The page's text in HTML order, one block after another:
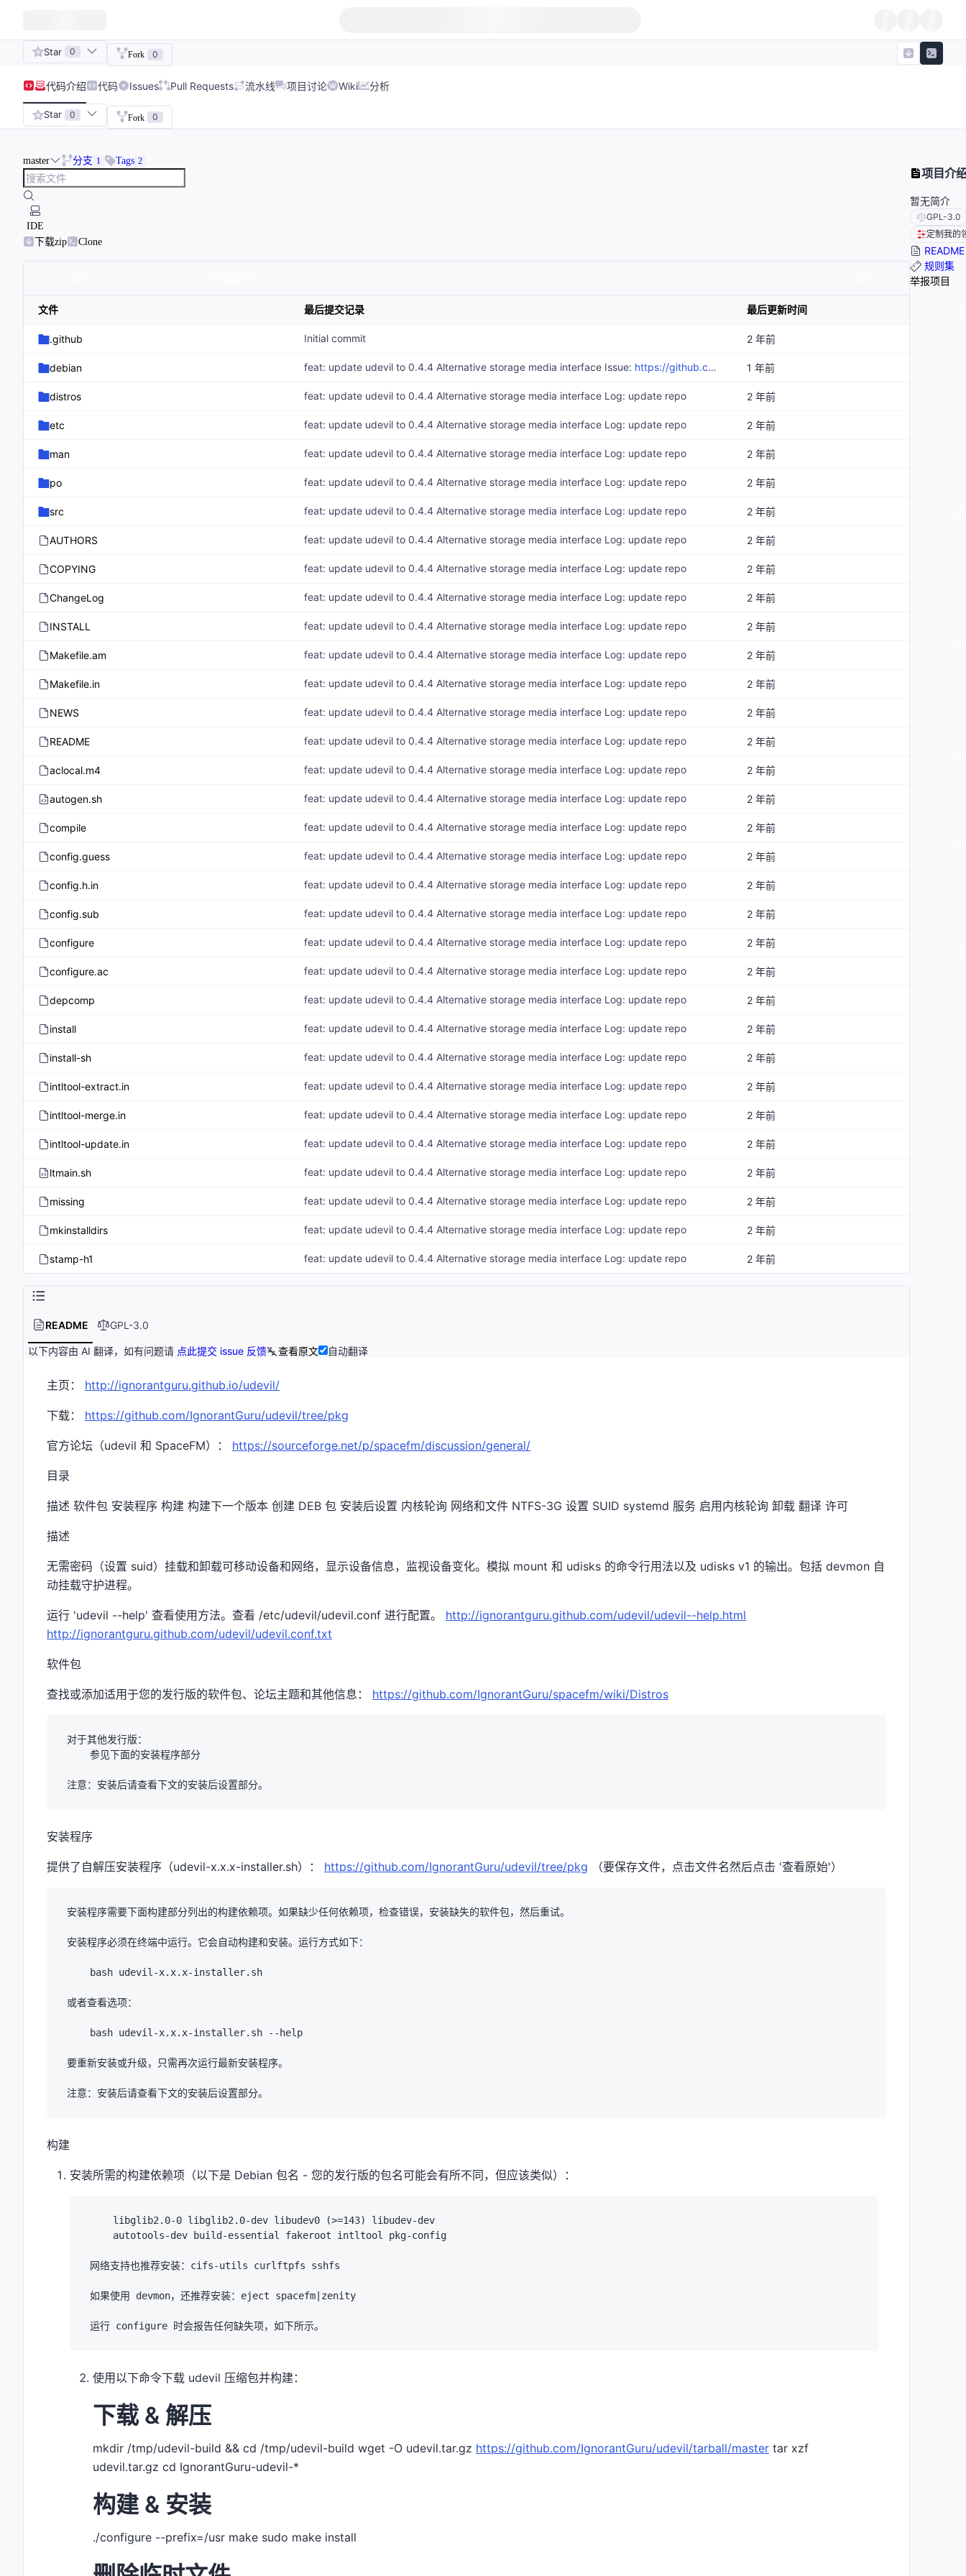
Star 0 Fork 0
代码介绍 代码 Issues Pull Requests 流水线 项目讨论 Wiki 分析
Star 0 Fork 0
master 分支 1 Tags 2
IDE
下载zip
Clone
文件 最后提交记录 最后更新时间
.github Initial commit 2 年前
debian feat: update udevil to 0.4.4 Alternative storage media interface Issue: https://github.com/deepin-community/sig-deepin-sysdev-team/issues/558 1 年前
distros feat: update udevil to 0.4.4 Alternative storage media interface Log: update repo 2 年前
etc feat: update udevil to 0.4.4 Alternative storage media interface Log: update repo 2 年前
man feat: update udevil to 0.4.4 Alternative storage media interface Log: update repo 2 年前
po feat: update udevil to 0.4.4 Alternative storage media interface Log: update repo 2 年前
src feat: update udevil to 0.4.4 Alternative storage media interface Log: update repo 2 年前
AUTHORS feat: update udevil to 0.4.4 Alternative storage media interface Log: update repo 2 年前
COPYING feat: update udevil to 0.4.4 Alternative storage media interface Log: update repo 2 年前
ChangeLog feat: update udevil to 0.4.4 Alternative storage media interface Log: update repo 2 年前
INSTALL feat: update udevil to 0.4.4 Alternative storage media interface Log: update repo 2 年前
Makefile.am feat: update udevil to 0.4.4 Alternative storage media interface Log: update repo 2 年前
Makefile.in feat: update udevil to 0.4.4 Alternative storage media interface Log: update repo 2 年前
NEWS feat: update udevil to 0.4.4 Alternative storage media interface Log: update repo 2 年前
README feat: update udevil to 0.4.4 Alternative storage media interface Log: update repo 2 年前
aclocal.m4 feat: update udevil to 0.4.4 Alternative storage media interface Log: update repo 2 年前
autogen.sh feat: update udevil to 0.4.4 Alternative storage media interface Log: update repo 2 年前
compile feat: update udevil to 0.4.4 Alternative storage media interface Log: update repo 2 年前
config.guess feat: update udevil to 0.4.4 Alternative storage media interface Log: update repo 2 年前
config.h.in feat: update udevil to 0.4.4 Alternative storage media interface Log: update repo 2 年前
config.sub feat: update udevil to 0.4.4 Alternative storage media interface Log: update repo 2 年前
configure feat: update udevil to 0.4.4 Alternative storage media interface Log: update repo 2 年前
configure.ac feat: update udevil to 0.4.4 Alternative storage media interface Log: update repo 2 年前
depcomp feat: update udevil to 0.4.4 Alternative storage media interface Log: update repo 2 年前
install feat: update udevil to 0.4.4 Alternative storage media interface Log: update repo 2 年前
install-sh feat: update udevil to 0.4.4 Alternative storage media interface Log: update repo 2 年前
intltool-extract.in feat: update udevil to 0.4.4 Alternative storage media interface Log: update repo 2 年前
intltool-merge.in feat: update udevil to 0.4.4 Alternative storage media interface Log: update repo 2 年前
intltool-update.in feat: update udevil to 0.4.4 Alternative storage media interface Log: update repo 2 年前
ltmain.sh feat: update udevil to 0.4.4 Alternative storage media interface Log: update repo 2 年前
missing feat: update udevil to 0.4.4 Alternative storage media interface Log: update repo 2 年前
mkinstalldirs feat: update udevil to 0.4.4 Alternative storage media interface Log: update repo 2 年前
stamp-h1 feat: update udevil to 0.4.4 Alternative storage media interface Log: update repo 2 年前
README GPL-3.0
以下内容由 AI 翻译，如有问题请 点此提交 issue 反馈 查看原文 自动翻译
主页： http://ignorantguru.github.io/udevil/
下载： https://github.com/IgnorantGuru/udevil/tree/pkg
官方论坛（udevil 和 SpaceFM）： https://sourceforge.net/p/spacefm/discussion/general/
目录
描述 软件包 安装程序 构建 构建下一个版本 创建 DEB 包 安装后设置 内核轮询 网络和文件 NTFS-3G 设置 SUID systemd 服务 启用内核轮询 卸载 翻译 许可
描述
无需密码（设置 suid）挂载和卸载可移动设备和网络，显示设备信息，监视设备变化。模拟 mount 和 udisks 的命令行用法以及 udisks v1 的输出。包括 devmon 自
动挂载守护进程。
运行 'udevil --help' 查看使用方法。查看 /etc/udevil/udevil.conf 进行配置。 http://ignorantguru.github.com/udevil/udevil--help.html
http://ignorantguru.github.com/udevil/udevil.conf.txt
软件包
查找或添加适用于您的发行版的软件包、论坛主题和其他信息： https://github.com/IgnorantGuru/spacefm/wiki/Distros
对于其他发行版：
    参见下面的安装程序部分
安装程序
提供了自解压安装程序（udevil-x.x.x-installer.sh）： https://github.com/IgnorantGuru/udevil/tree/pkg （要保存文件，点击文件名然后点击 '查看原始'）
安装程序需要下面构建部分列出的构建依赖项。如果缺少任何依赖项，检查错误，安装缺失的软件包，然后重试。
安装程序必须在终端中运行。它会自动构建和安装。运行方式如下：
    bash udevil-x.x.x-installer.sh
或者查看选项：
    bash udevil-x.x.x-installer.sh --help
要重新安装或升级，只需再次运行最新安装程序。
构建
安装所需的构建依赖项（以下是 Debian 包名 - 您的发行版的包名可能会有所不同，但应该类似）：
    libglib2.0-0 libglib2.0-dev libudev0 (>=143) libudev-dev
    autotools-dev build-essential fakeroot intltool pkg-config
网络支持也推荐安装：cifs-utils curlftpfs sshfs
如果使用 devmon，还推荐安装：eject spacefm|zenity
使用以下命令下载 udevil 压缩包并构建：
下载 & 解压
mkdir /tmp/udevil-build && cd /tmp/udevil-build wget -O udevil.tar.gz https://github.com/IgnorantGuru/udevil/tarball/master tar xzf
udevil.tar.gz cd IgnorantGuru-udevil-*
构建 & 安装
./configure --prefix=/usr make sudo make install
项目介
暂无简介
GPL-3.0
定制我的
README
规则集
举报项目